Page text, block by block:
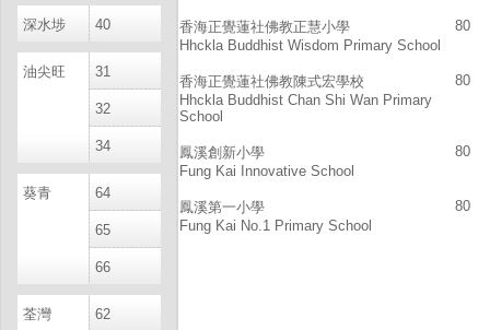
深水埗 40
油尖旺 31
32
34
葵青 64
65
66
荃灣 62
香海正覺蓮社佛教正慧小學
Hhckla Buddhist Wisdom Primary School
80
香海正覺蓮社佛教陳式宏學校
Hhckla Buddhist Chan Shi Wan Primary
School
80
鳳溪創新小學
Fung Kai Innovative School
80
鳳溪第一小學
Fung Kai No.1 Primary School
80